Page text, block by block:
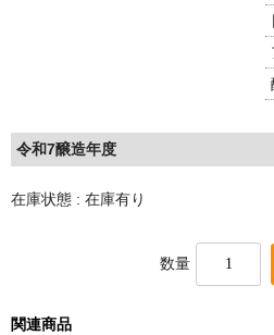
明るい農村 霧島町蒸留所（鹿児
鶴見 大石酒造（鹿児島県阿久根
自 然 派 ワ イ ン
France/ﾌﾗﾝｽ
France Champagne /ﾌﾗﾝｽ・ｼｬ
Petitjean Pienne（ﾌﾟﾁｼﾞｬﾝ･ﾋ
令和7醸造年度
在庫状態 : 在庫有り
数量
関連商品